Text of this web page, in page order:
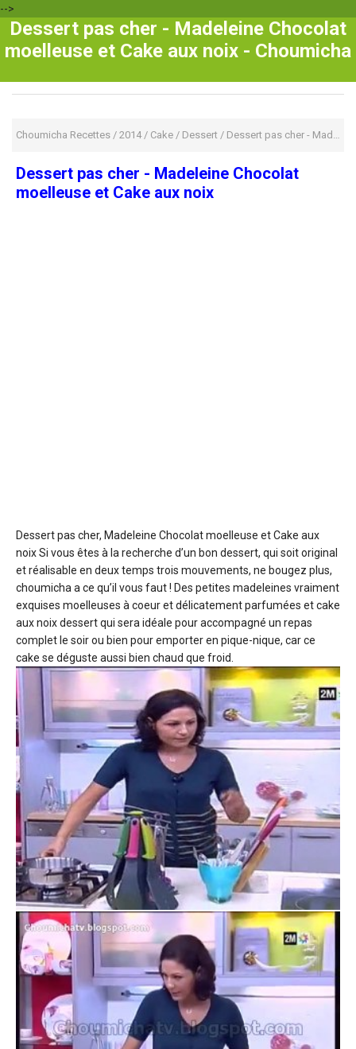
-->
Dessert pas cher - Madeleine Chocolat
moelleuse et Cake aux noix - Choumicha
Choumicha Recettes / 2014/ Cake / Dessert / Dessert pas cher - Madeleine Chocolat moelleuse et Cake aux noix
Dessert pas cher - Madeleine Chocolat
moelleuse et Cake aux noix
Dessert pas cher, Madeleine Chocolat moelleuse et Cake aux
noixSi vous êtes à la recherche d’un bon dessert, qui soit original
et réalisable en deux temps trois mouvements, ne bougez plus,
choumicha a ce qu’il vous faut ! Des petites madeleines vraiment
exquises moelleuses à coeur et délicatement parfumées et cake
aux noix dessert qui sera idéale pour accompagné un repas
complet le soir ou bien pour emporter en pique-nique, car ce
cake se déguste aussi bien chaud que froid.